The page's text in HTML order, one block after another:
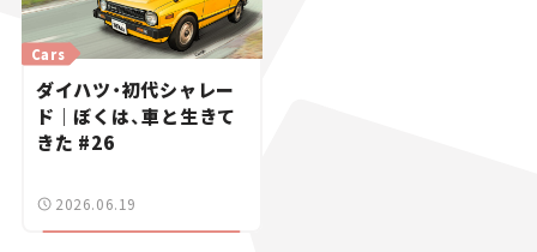
Cars
ダイハツ・初代シャレー
ド｜ぼくは、車と生きて
きた #26
2026.06.19